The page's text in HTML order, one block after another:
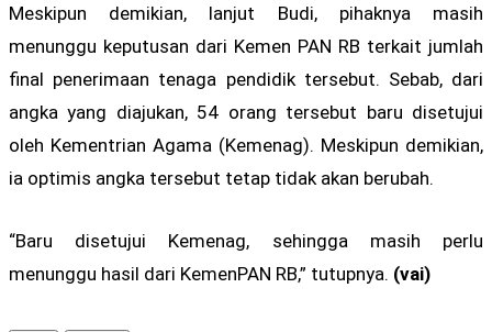
Meskipun demikian, lanjut Budi, pihaknya masih
menunggu keputusan dari Kemen PAN RB terkait jumlah
final penerimaan tenaga pendidik tersebut. Sebab, dari
angka yang diajukan, 54 orang tersebut baru disetujui
oleh Kementrian Agama (Kemenag). Meskipun demikian,
ia optimis angka tersebut tetap tidak akan berubah.
“Baru disetujui Kemenag, sehingga masih perlu
menunggu hasil dari KemenPAN RB,” tutupnya. (vai)